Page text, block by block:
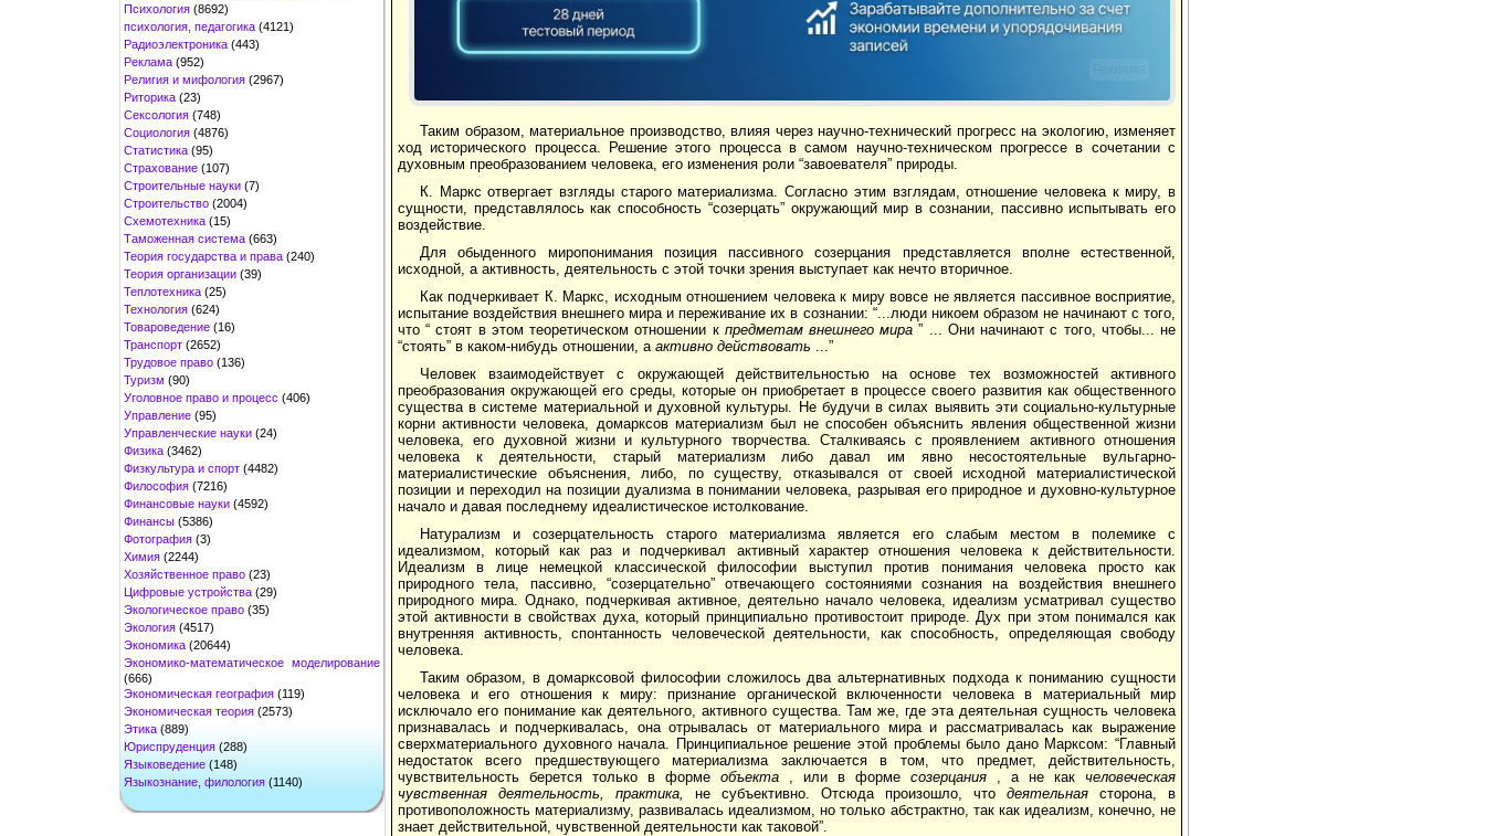
Психология (8692)
психология, педагогика (4121)
Радиоэлектроника (443)
Реклама (952)
Религия и мифология (2967)
Риторика (23)
Сексология (748)
Социология (4876)
Статистика (95)
Страхование (107)
Строительные науки (7)
Строительство (2004)
Схемотехника (15)
Таможенная система (663)
Теория государства и права (240)
Теория организации (39)
Теплотехника (25)
Технология (624)
Товароведение (16)
Транспорт (2652)
Трудовое право (136)
Туризм (90)
Уголовное право и процесс (406)
Управление (95)
Управленческие науки (24)
Физика (3462)
Физкультура и спорт (4482)
Философия (7216)
Финансовые науки (4592)
Финансы (5386)
Фотография (3)
Химия (2244)
Хозяйственное право (23)
Цифровые устройства (29)
Экологическое право (35)
Экология (4517)
Экономика (20644)
Экономико-математическое моделирование
(666)
Экономическая география (119)
Экономическая теория (2573)
Этика (889)
Юриспруденция (288)
Языковедение (148)
Языкознание, филология (1140)
Таким образом, материальное производство, влияя через научно-технический прогресс на экологию, изменяет
ход исторического процесса. Решение этого процесса в самом научно-техническом прогрессе в сочетании с
духовным преобразованием человека, его изменения роли “завоевателя” природы.
К. Маркс отвергает взгляды старого материализма. Согласно этим взглядам, отношение человека к миру, в
сущности, представлялось как способность “созерцать” окружающий мир в сознании, пассивно испытывать его
воздействие.
Для обыденного миропонимания позиция пассивного созерцания представляется вполне естественной,
исходной, а активность, деятельность с этой точки зрения выступает как нечто вторичное.
Как подчеркивает К. Маркс, исходным отношением человека к миру вовсе не является пассивное восприятие,
испытание воздействия внешнего мира и переживание их в сознании: “...люди никоем образом не начинают с того,
что “ стоят в этом теоретическом отношении к предметам внешнего мира ” ... Они начинают с того, чтобы... не
“стоять” в каком-нибудь отношении, а активно действовать ...”
Человек взаимодействует с окружающей действительностью на основе тех возможностей активного
преобразования окружающей его среды, которые он приобретает в процессе своего развития как общественного
существа в системе материальной и духовной культуры. Не будучи в силах выявить эти социально-культурные
корни активности человека, домарксов материализм был не способен объяснить явления общественной жизни
человека, его духовной жизни и культурного творчества. Сталкиваясь с проявлением активного отношения
человека к деятельности, старый материализм либо давал им явно несостоятельные вульгарно-
материалистические объяснения, либо, по существу, отказывался от своей исходной материалистической
позиции и переходил на позиции дуализма в понимании человека, разрывая его природное и духовно-культурное
начало и давая последнему идеалистическое истолкование.
Натурализм и созерцательность старого материализма является его слабым местом в полемике с
идеализмом, который как раз и подчеркивал активный характер отношения человека к действительности.
Идеализм в лице немецкой классической философии выступил против понимания человека просто как
природного тела, пассивно, “созерцательно” отвечающего состояниями сознания на воздействия внешнего
природного мира. Однако, подчеркивая активное, деятельно начало человека, идеализм усматривал существо
этой активности в свойствах духа, который принципиально противостоит природе. Дух при этом понимался как
внутренняя активность, спонтанность человеческой деятельности, как способность, определяющая свободу
человека.
Таким образом, в домарксовой философии сложилось два альтернативных подхода к пониманию сущности
человека и его отношения к миру: признание органической включенности человека в материальный мир
исключало его понимание как деятельного, активного существа. Там же, где эта деятельная сущность человека
признавалась и подчеркивалась, она отрывалась от материального мира и рассматривалась как выражение
сверхматериального духовного начала. Принципиальное решение этой проблемы было дано Марксом: “Главный
недостаток всего предшествующего материализма заключается в том, что предмет, действительность,
чувствительность берется только в форме объекта , или в форме созерцания , а не как человеческая
чувственная деятельность, практика,
не субъективно. Отсюда произошло, что деятельная сторона, в
противоположность материализму, развивалась идеализмом, но только абстрактно, так как идеализм, конечно, не
знает действительной, чувственной деятельности как таковой”.